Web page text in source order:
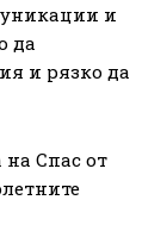
и
да
и рязко да